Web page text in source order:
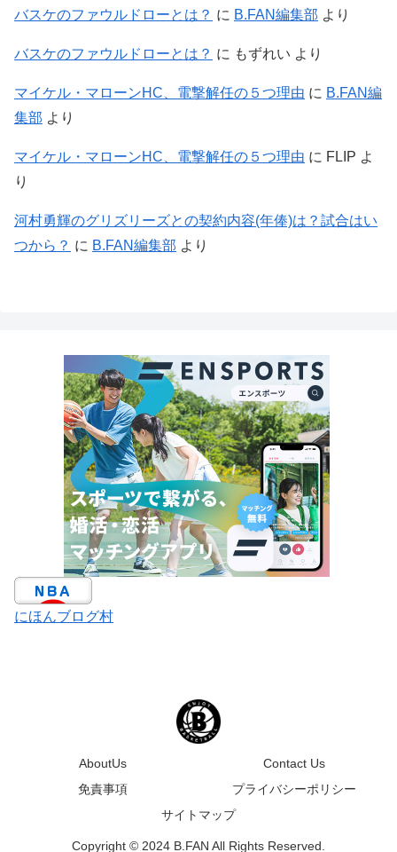
バスケのファウルドローとは？ に B.FAN編集部 より
バスケのファウルドローとは？ に もずれい より
マイケル・マローンHC、電撃解任の５つ理由 に B.FAN編
集部 より
マイケル・マローンHC、電撃解任の５つ理由 に FLIP よ
り
河村勇輝のグリズリーズとの契約内容(年俸)は？試合はい
つから？ に B.FAN編集部 より
にほんブログ村
AboutUs
Contact Us
免責事項
プライバシーポリシー
サイトマップ
Copyright © 2024 B.FAN All Rights Reserved.